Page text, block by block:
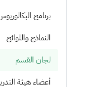
برنامج
النماذج واللوائح
لجان القسم
أعضاء هيئة